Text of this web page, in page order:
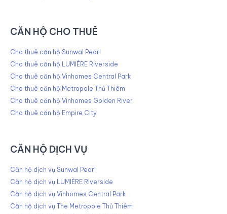
CĂN HỘ CHO THUÊ
Cho thuê căn hộ Sunwal Pearl
Cho thuê căn hộ LUMIÈRE Riverside
Cho thuê căn hộ Vinhomes Central Park
Cho thuê căn hộ Metropole Thủ Thiêm
Cho thuê căn hộ Vinhomes Golden River
Cho thuê căn hộ Empire City
CĂN HỘ DỊCH VỤ
Căn hộ dịch vụ Sunwal Pearl
Căn hộ dịch vụ LUMIÈRE Riverside
Căn hộ dịch vụ Vinhomes Central Park
Căn hộ dịch vụ The Metropole Thủ Thiêm